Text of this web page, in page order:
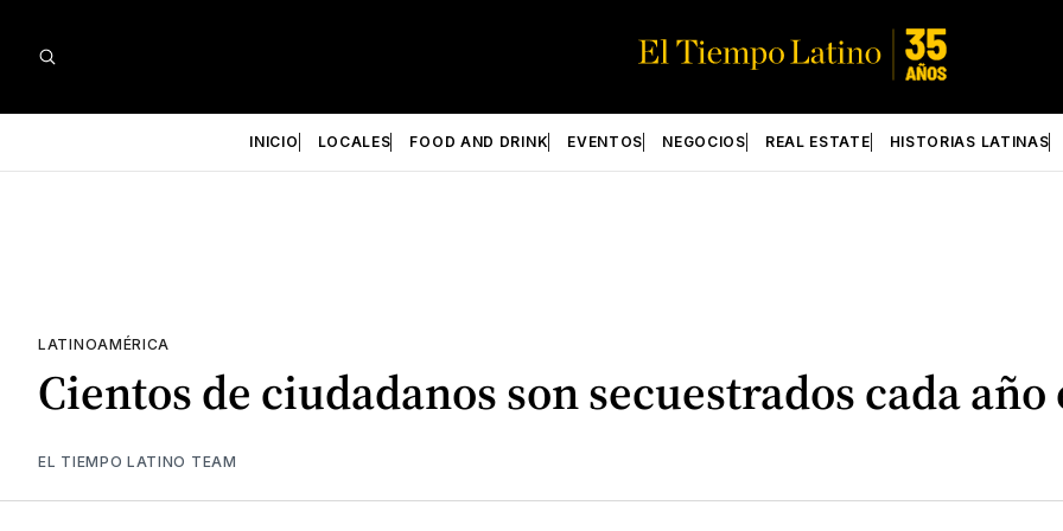
INICIO LOCALES FOOD AND DRINK EVENTOS NEGOCIOS REAL ESTATE HISTORIAS LATINAS
LATINOAMÉRICA
Cientos de ciudadanos son secuestrados cada
EL TIEMPO LATINO TEAM